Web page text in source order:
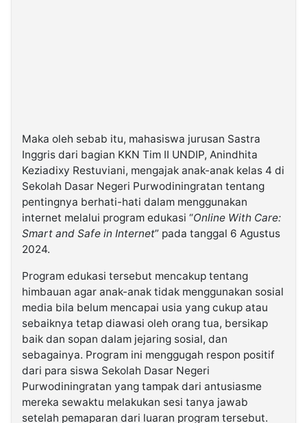
Maka oleh sebab itu, mahasiswa jurusan Sastra
Inggris dari bagian KKN Tim II UNDIP, Anindhita
Keziadixy Restuviani, mengajak anak-anak kelas 4 di
Sekolah Dasar Negeri Purwodiningratan tentang
pentingnya berhati-hati dalam menggunakan
internet melalui program edukasi “Online With Care:
Smart and Safe in Internet” pada tanggal 6 Agustus
2024.
Program edukasi tersebut mencakup tentang
himbauan agar anak-anak tidak menggunakan sosial
media bila belum mencapai usia yang cukup atau
sebaiknya tetap diawasi oleh orang tua, bersikap
baik dan sopan dalam jejaring sosial, dan
sebagainya. Program ini menggugah respon positif
dari para siswa Sekolah Dasar Negeri
Purwodiningratan yang tampak dari antusiasme
mereka sewaktu melakukan sesi tanya jawab
setelah pemaparan dari luaran program tersebut.